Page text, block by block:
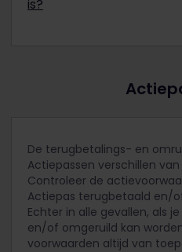
gegevens op de Paper
is?
De terugbetalings- en
Actiepassen verschillen
Controleer de
Actiepas terugbetaald en/
Echter in alle gevallen, als
en/of omgeruild kan
voorwaarden altijd van